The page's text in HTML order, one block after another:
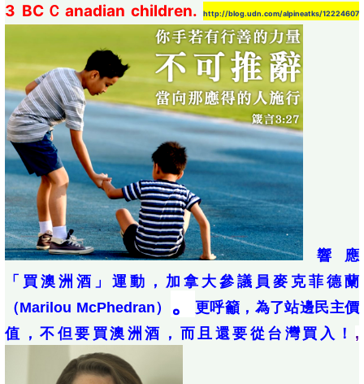
3 BCＣanadian children.
http://blog.udn.com/alpineatks/12224607
響應
「買澳洲酒」運動，加拿大參議員麥克菲德蘭
（Marilou McPhedran）
。更呼籲，為了站邊民主價
值，不但要買澳洲酒，而且還要從台灣買入！ ,